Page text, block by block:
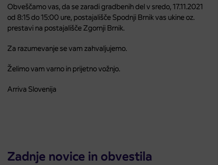
Obveščamo vas, da se zaradi gradbenih del v sredo, 17.11.2021
od 8:15 do 15:00 ure, postajališče Spodnji Brnik vas ukine oz.
prestavi na postajališče Zgornji Brnik.
Za razumevanje se vam zahvaljujemo.
Želimo vam varno in prijetno vožnjo.
Arriva Slovenija
Zadnje novice in obvestila